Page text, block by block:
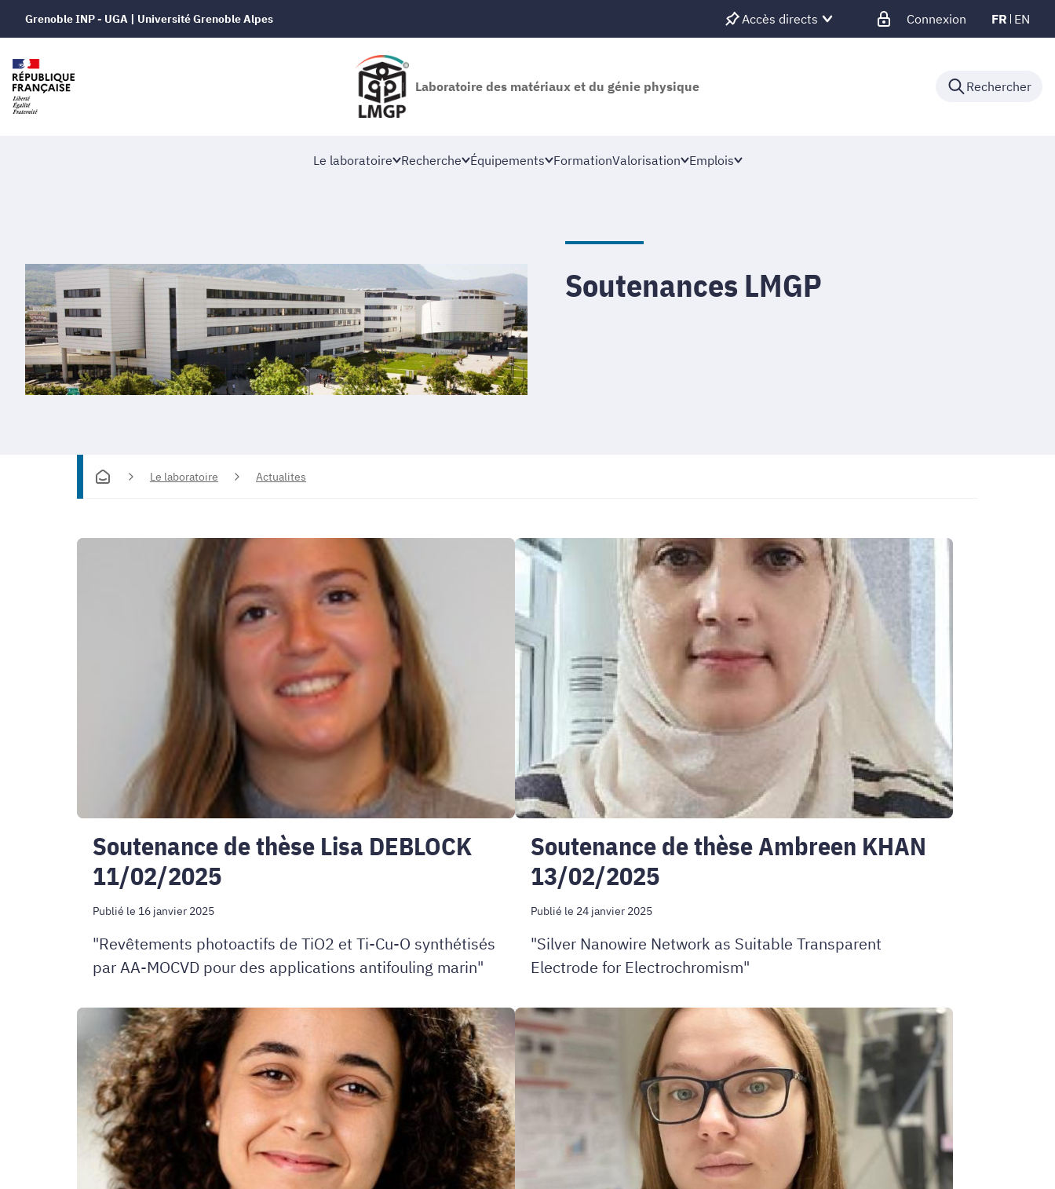
Grenoble INP - UGA | Université Grenoble Alpes Accès directs Connexion FR EN
Laboratoire des matériaux et du génie physique Rechercher
Le laboratoire Recherche Équipements FormationValorisation Emplois
Soutenances LMGP
Le laboratoire Actualites
Soutenance
DEBLOCK
11/02/2025
Soutenance de thèse Lisa DEBLOCK
11/02/2025
Publié le 16 janvier 2025
"Revêtements photoactifs de TiO2 et Ti-Cu-O synthétisés
par AA-MOCVD pour des applications antifouling marin"
Soutenance
de
thèse
Ambreen
KHAN
13/02/2025
Soutenance de thèse Ambreen KHAN
13/02/2025
Publié le 24 janvier 2025
"Silver Nanowire Network as Suitable Transparent
Electrode for Electrochromism"
Soutenance
de
thèse
Oumaima
DAOUDI
18.03.2025
Soutenance
de
thèse
Aleksandra
KOROLEVA